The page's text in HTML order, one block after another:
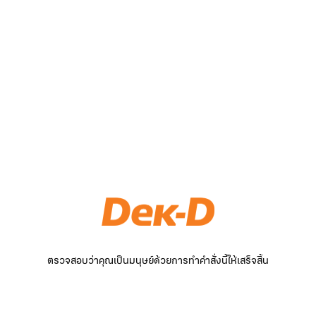
ตรวจสอบว่าคุณเป็นมนุษย์ด้วยการทำคำสั่งนี้ให้เสร็จสิ้น